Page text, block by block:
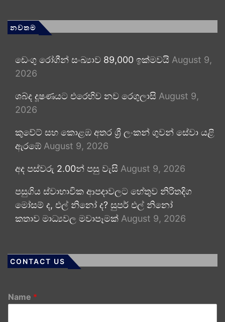
නවතම
ඩෙංගු රෝගීන් සංඛ්‍යාව 89,000 ඉක්මවයි August 9,
2026
ශබ්ද දූෂණයට එරෙහිව නව රෙගුලාසි August 9,
2026
කුවේට් සහ කොළඹ අතර ශ්‍රී ලංකන් ගුවන් සේවා යළි
ඇරඹේ August 9, 2026
අද පස්වරු 2.00න් පසු වැසි August 9, 2026
පසුගිය ස්වාභාවික ආපදාවලට හේතුව නිරිතදිග
මෝසම් ද, එල් නිනෝ ද? සුපර් එල් නිනෝ
කතාව මාධ්‍යවල මවාපෑමක් August 9, 2026
CONTACT US
Name *